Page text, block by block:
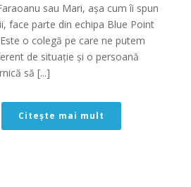
sau Mari, așa cum îi spun
face parte din echipa Blue Point
o colegă pe care ne putem
de situație și o persoană
să [...]
Citește mai mult